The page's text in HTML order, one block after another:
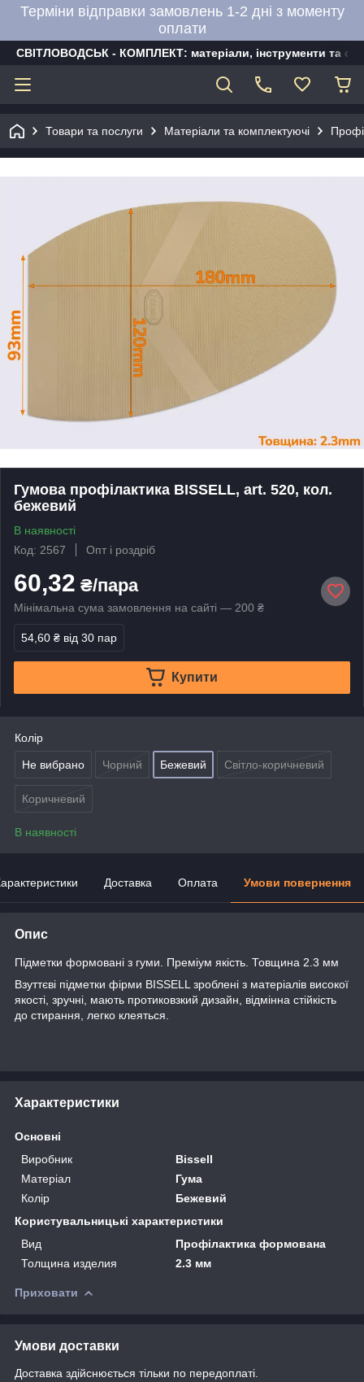
Терміни відправки замовлень 1-2 дні з моменту
оплати
СВІТЛОВОДСЬК - КОМПЛЕКТ: матеріали, інструменти та
Товари та послуги Матеріали та комплектуючі
Гумова профілактика BISSELL, art. 520, кол.
бежевий
В наявності
Код: 2567
Опт і роздріб
60,32 ₴/пара
Мінімальна сума замовлення на сайті — 200 ₴
54,60 ₴ від 30 пар
Купити
Колір
Не вибрано Чорний Бежевий Світло-коричневий
Коричневий
В наявності
Доставка Оплата Умови повернення
Опис
Підметки формовані з гуми. Преміум якість. Товщина 2.3 мм
Взуттєві підметки фірми BISSELL зроблені з матеріалів високої
якості, зручні, мають протиковзкий дизайн, відмінна стійкість
до стирання, легко клеяться.
Характеристики
Основні
Виробник
Bissell
Матеріал
Гума
Колір
Бежевий
Користувальницькі характеристики
Вид
Профілактика формована
Толщина изделия
2.3 мм
Приховати
Умови доставки
Доставка здійснюється тільки по передоплаті.